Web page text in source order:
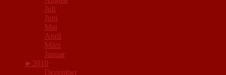
Juli
Juni
Mai
April
März
Januar
► 2010
Dezember